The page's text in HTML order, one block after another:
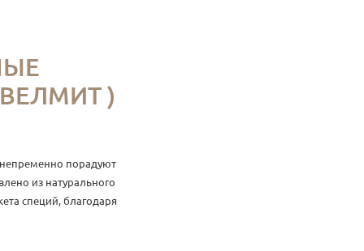
)
порадуют
из натурального
специй, благодаря
Особенностью